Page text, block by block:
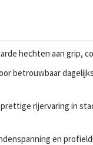
hechten aan grip,
betrouwbaar
rijervaring in
en